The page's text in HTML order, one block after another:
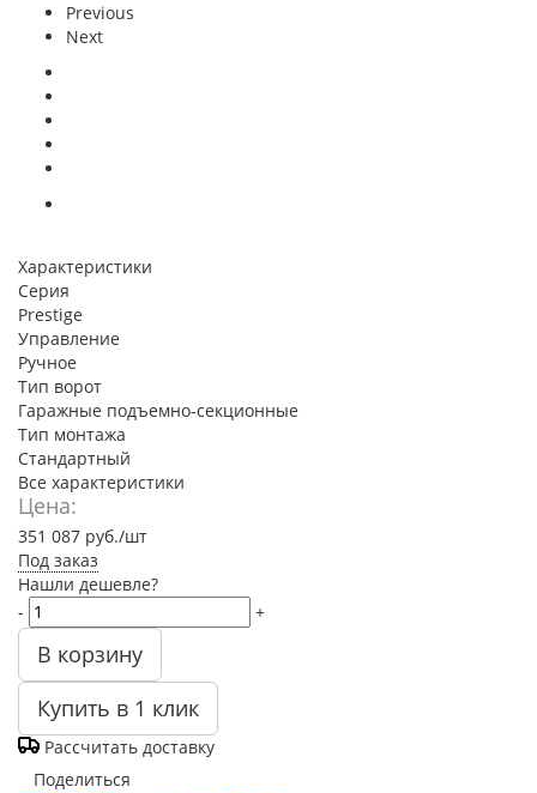
Previous
Next
Характеристики
Серия
Prestige
Управление
Ручное
Тип ворот
Гаражные подъемно-секционные
Тип монтажа
Стандартный
Все характеристики
Цена:
351 087 руб./шт
Под заказ
Нашли дешевле?
-
+
В корзину
Купить в 1 клик
Рассчитать доставку
Поделиться